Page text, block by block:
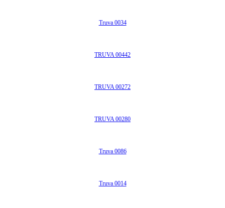
Truva 0034
TRUVA 00442
TRUVA 00272
TRUVA 00280
Truva 0086
Truva 0014